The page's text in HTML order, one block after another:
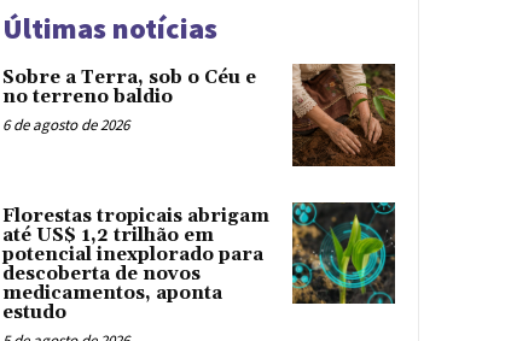
Últimas notícias
Sobre a Terra, sob o Céu e
no terreno baldio
6 de agosto de 2026
Florestas tropicais abrigam
até US$ 1,2 trilhão em
potencial inexplorado para
descoberta de novos
medicamentos, aponta
estudo